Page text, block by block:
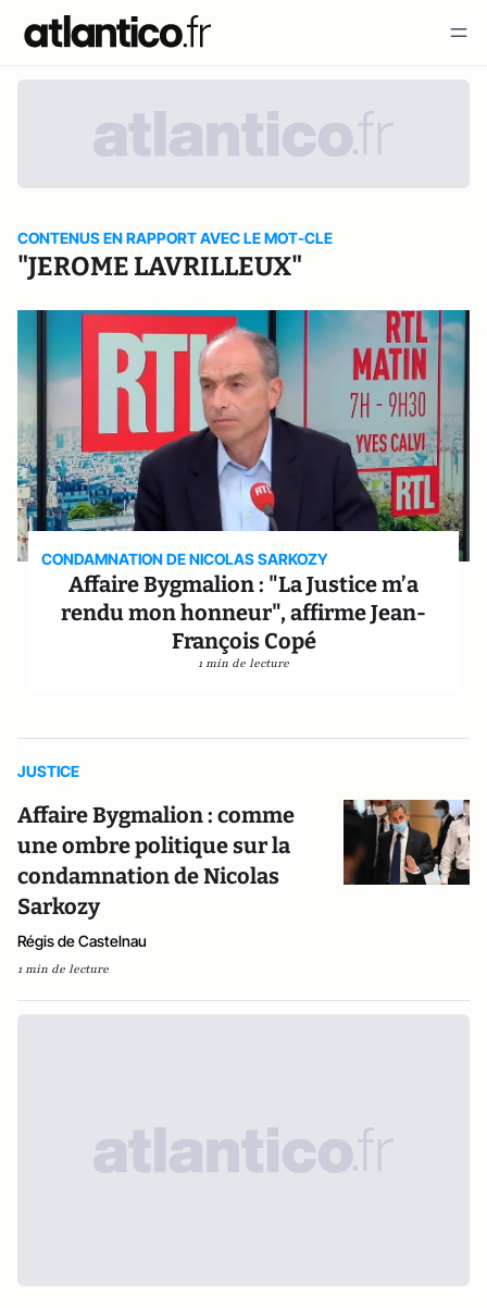
CONTENUS EN RAPPORT AVEC LE MOT-CLE
"JEROME LAVRILLEUX"
CONDAMNATION DE NICOLAS SARKOZY
Affaire Bygmalion : "La Justice m’a
rendu mon honneur", affirme Jean-
François Copé
1 min de lecture
JUSTICE
Affaire Bygmalion : comme
une ombre politique sur la
condamnation de Nicolas
Sarkozy
Régis de Castelnau
1 min de lecture